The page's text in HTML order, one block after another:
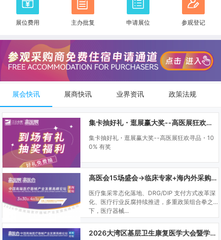
展位费用 主办批复 申请展位 参观登记
展会快讯 展商快讯 业界资讯 政策法规
集卡抽好礼・逛展赢大奖--高医展狂欢寻品・100% 有奖
集卡抽好礼・逛展赢大奖--高医展狂欢寻品・10
0% 有奖
高医会15场盛会→临床专家+海内外采购商双向对接
医疗集采常态化落地、DRG/DIP 支付方式改革深
化、医疗行业反腐持续推进，多重政策组合拳之
下，医疗器械...
2026大湾区基层卫生康复医学大会暨学科建设、门诊可视化微创技术分享会